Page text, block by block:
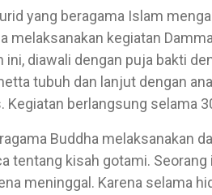
yang beragama Islam
melaksanakan kegiatan
diawali dengan puja bakti
tubuh dan lanjut dengan
Kegiatan berlangsung selama
Buddha melaksanakan
tentang kisah gotami. Seorang
meninggal. Karena selama